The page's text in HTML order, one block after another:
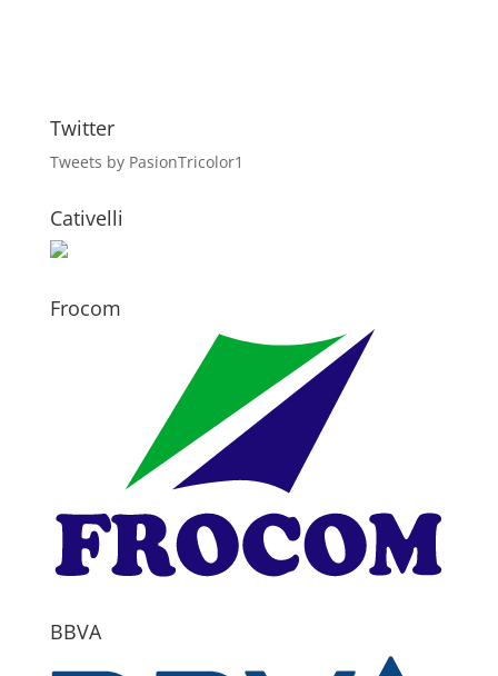
Twitter
Tweets by PasionTricolor1
Cativelli
Frocom
BBVA